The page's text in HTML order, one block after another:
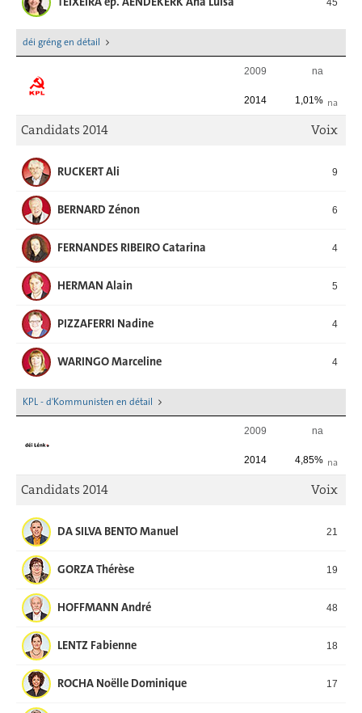
45
déi gréng en détail
2009 na
na
2014 1,01%
Candidats 2014 Voix
RUCKERT Ali 9
BERNARD Zénon 6
FERNANDES RIBEIRO Catarina 4
HERMAN Alain 5
PIZZAFERRI Nadine 4
WARINGO Marceline 4
KPL - d'Kommunisten en détail
2009 na
na
2014 4,85%
Candidats 2014 Voix
DA SILVA BENTO Manuel 21
GORZA Thérèse 19
HOFFMANN André 48
LENTZ Fabienne 18
ROCHA Noëlle Dominique 17